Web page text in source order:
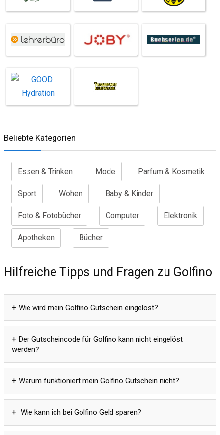
Beliebte Kategorien
Essen & Trinken Mode Parfum & Kosmetik
Sport Wohen Baby & Kinder
Foto & Fotobücher Computer Elektronik
Apotheken Bücher
Hilfreiche Tipps und Fragen zu Golfino
Wie wird mein Golfino Gutschein eingelöst?
Der Gutscheincode für Golfino kann nicht eingelöst
werden?
Warum funktioniert mein Golfino Gutschein nicht?
Wie kann ich bei Golfino Geld sparen?